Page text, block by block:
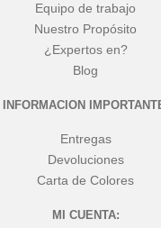
Equipo de trabajo
Nuestro Propósito
¿Expertos en?
Blog
INFORMACION
Entregas
Devoluciones
Carta de Colores
MI CUENTA: